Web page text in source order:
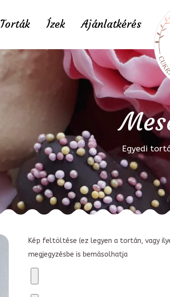
Torták Ízek Ajánlatkérés
Egyedi
Kép feltöltése (ez legyen a tortán, vagy
megjegyzésbe is bemásolhatja